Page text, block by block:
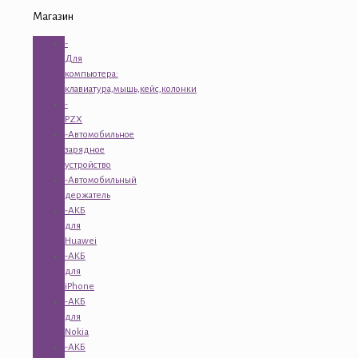
Магазин
-
Для
компьютера:
клавиатура,мышь,кейс,колонки
-
PZX
-Автомобильное
зарядное
устройство
-Автомобильный
держатель
-АКБ
для
Huawei
-АКБ
для
iPhone
-АКБ
для
Nokia
-АКБ